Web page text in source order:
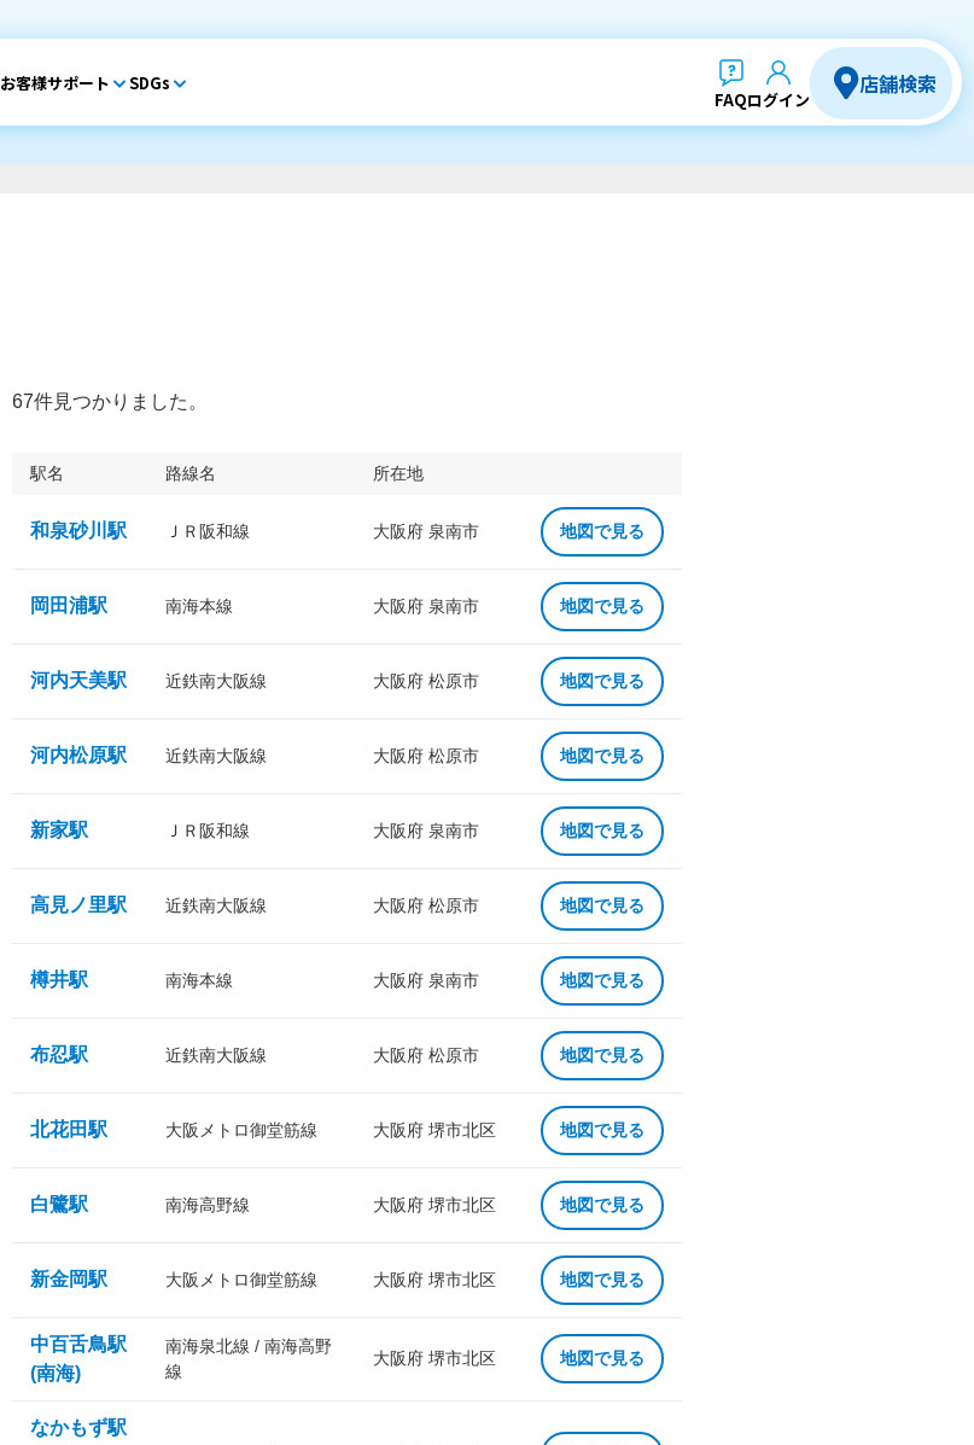
お客様サポート SDGs
FAQログイン
店舗検索
67件見つかりました。
駅名 路線名 所在地
和泉砂川駅 ＪＲ阪和線 大阪府 泉南市 地図で見る
岡田浦駅 南海本線 大阪府 泉南市 地図で見る
河内天美駅 近鉄南大阪線 大阪府 松原市 地図で見る
河内松原駅 近鉄南大阪線 大阪府 松原市 地図で見る
新家駅 ＪＲ阪和線 大阪府 泉南市 地図で見る
高見ノ里駅 近鉄南大阪線 大阪府 松原市 地図で見る
樽井駅 南海本線 大阪府 泉南市 地図で見る
布忍駅 近鉄南大阪線 大阪府 松原市 地図で見る
北花田駅 大阪メトロ御堂筋線 大阪府 堺市北区 地図で見る
白鷺駅 南海高野線 大阪府 堺市北区 地図で見る
新金岡駅 大阪メトロ御堂筋線 大阪府 堺市北区 地図で見る
中百舌鳥駅
(南海)
南海泉北線 / 南海高野
線
大阪府 堺市北区 地図で見る
なかもず駅